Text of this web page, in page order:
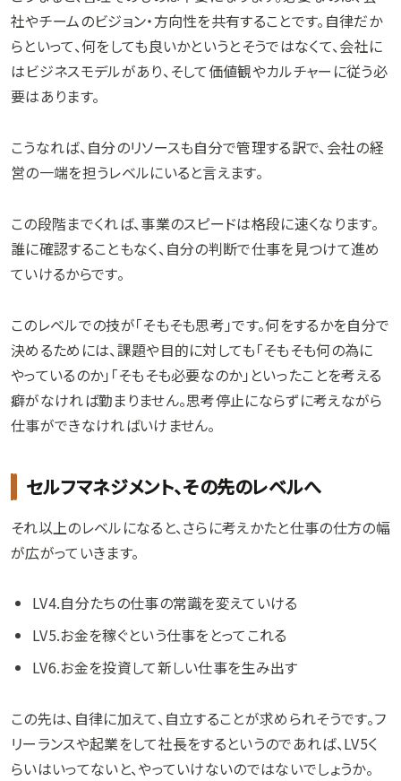
社やチームのビジョン・方向性を共有することです。自律だか
らといって、何をしても良いかというとそうではなくて、会社に
はビジネスモデルがあり、そして価値観やカルチャーに従う必
要はあります。
こうなれば、自分のリソースも自分で管理する訳で、会社の経
営の一端を担うレベルにいると言えます。
この段階までくれば、事業のスピードは格段に速くなります。
誰に確認することもなく、自分の判断で仕事を見つけて進め
ていけるからです。
このレベルでの技が「そもそも思考」です。何をするかを自分で
決めるためには、課題や目的に対しても「そもそも何の為に
やっているのか」「そもそも必要なのか」といったことを考える
癖がなければ勤まりません。思考停止にならずに考えながら
仕事ができなければいけません。
セルフマネジメント、その先のレベルへ
それ以上のレベルになると、さらに考えかたと仕事の仕方の幅
が広がっていきます。
LV4.自分たちの仕事の常識を変えていける
LV5.お金を稼ぐという仕事をとってこれる
LV6.お金を投資して新しい仕事を生み出す
この先は、自律に加えて、自立することが求められそうです。フ
リーランスや起業をして社長をするというのであれば、LV5く
らいはいってないと、やっていけないのではないでしょうか。